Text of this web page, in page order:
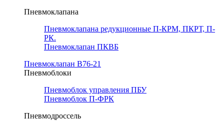
Пневмоклапана
Пневмоклапана редукционные П-КРМ, ПКРТ, П-
РК.
Пневмоклапан ПКВБ
Пневмоклапан В76-21
Пневмоблоки
Пневмоблок управления ПБУ
Пневмоблок П-ФРК
Пневмодроссель